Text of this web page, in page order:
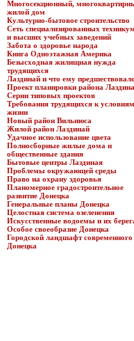
Многосекционный,
жилой дом
Культурно-бытовое строительство
Сеть специализированных
и высших учебных заведений
Забота о здоровье народа
Книга Одноэтажная Америка
Безысходная жилищная нужда
трудящихся
Лаздинай и что ему предшествовало
Проект планировки района
Серии типовых проектов
Требования трудящихся к условиям
жизни
Новый район Вильнюса
Жилой район Лаздинай
Удачное использование цвета
Полносборные жилые дома и
общественные здания
Бытовые центры Лаздиная
Проблемы окружающей среды
Право на охрану здоровья
Планомерное градостроительное
развитие Донецка
Генеральные планы Донецка
Целостная система озеленения
Искусственные водоемы и их
Особое своеобразие Донецка
Городской ландшафт современного
Донецка